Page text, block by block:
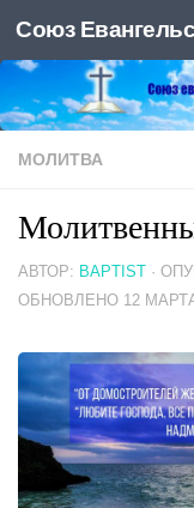
Под записью
МОЛИТВА
АВТОР: BAPTIST ·
ОБНОВЛЕНО 12